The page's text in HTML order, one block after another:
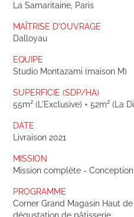
La Samaritaine, Paris
MAÎTRISE D'OUVRAGE
Dalloyau
EQUIPE
Studio Montazami (maison M)
SUPERFICIE (SDP/HA)
55m² (L'Exclusive) + 52m² (La
DATE
Livraison 2021
MISSION
Mission complète -
PROGRAMME
Corner Grand Magasin Haut